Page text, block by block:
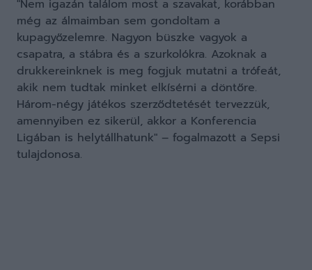
"Nem igazán találom most a szavakat, korábban
még az álmaimban sem gondoltam a
kupagyőzelemre. Nagyon büszke vagyok a
csapatra, a stábra és a szurkolókra. Azoknak a
drukkereinknek is meg fogjuk mutatni a trófeát,
akik nem tudtak minket elkísérni a döntőre.
Három-négy játékos szerződtetését tervezzük,
amennyiben ez sikerül, akkor a Konferencia
Ligában is helytállhatunk" – fogalmazott a Sepsi
tulajdonosa.